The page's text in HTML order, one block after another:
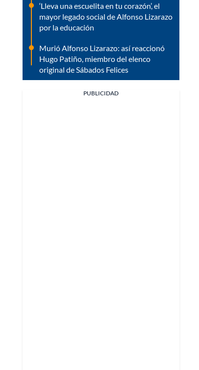
‘Lleva una escuelita en tu corazón’, el
mayor legado social de Alfonso Lizarazo
por la educación
Murió Alfonso Lizarazo: así reaccionó
Hugo Patiño, miembro del elenco
original de Sábados Felices
PUBLICIDAD